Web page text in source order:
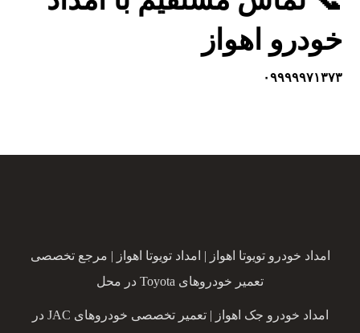
خودرو اهواز
۰۹۹۹۹۹۷۱۳۷۳
امداد خودرو تویوتا اهواز | امداد تویوتا اهواز | مرجع تخصصی
تعمیر خودروهای Toyota در محل
امداد خودرو جک اهواز | تعمیر تخصصی خودروهای JAC در